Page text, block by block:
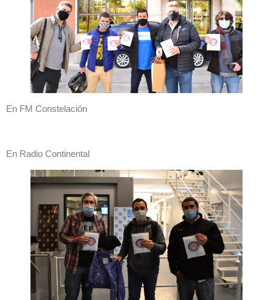
En FM Constelación
En Radio Continental